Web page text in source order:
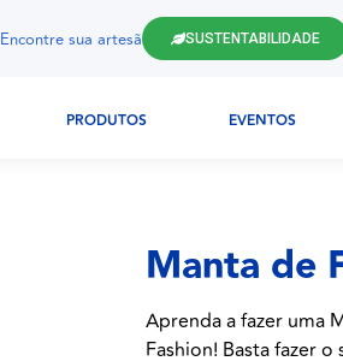
Encontre sua artesã SUSTENTABILIDADE
PRODUTOS EVENTOS
Manta de
Aprenda a fazer uma
Fashion! Basta fazer